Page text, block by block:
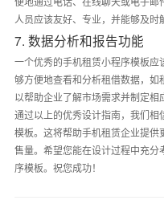
人员应该友好、专业，并能够及时
7. 数据分析和报告功能
一个优秀的手机租赁小程序模板
够方便地查看和分析租借数据，
以帮助企业了解市场需求并制定相
通过以上的优秀设计指南，我们
模板。这将帮助手机租赁企业提
售量。希望您能在设计过程中充
序模板。祝您成功！